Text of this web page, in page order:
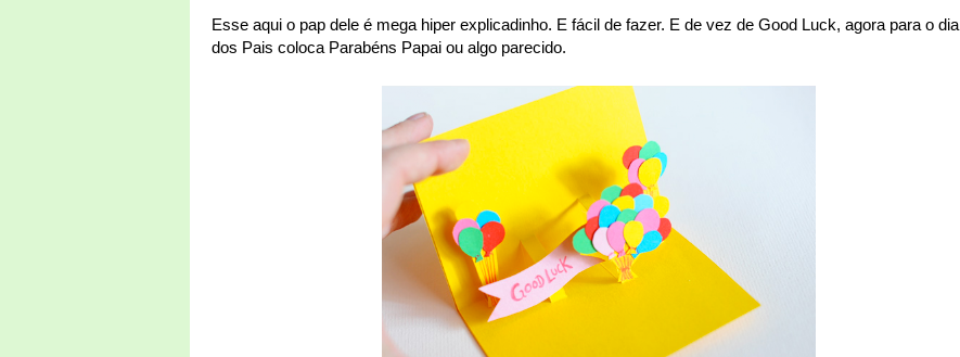
Esse aqui o pap dele é mega hiper explicadinho. E fácil de fazer. E de vez de Good Luck, agora para o dia
dos Pais coloca Parabéns Papai ou algo parecido.